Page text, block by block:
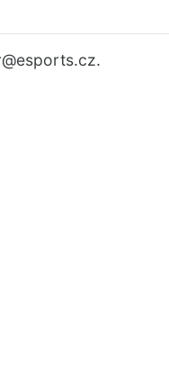
@esports.cz.